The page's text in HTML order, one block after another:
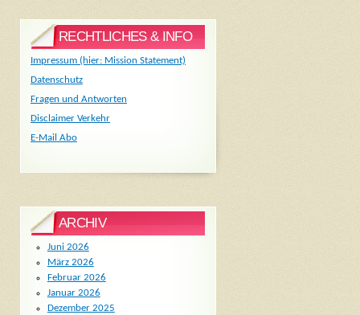
RECHTLICHES & INFO
Impressum (hier: Mission Statement)
Datenschutz
Fragen und Antworten
Disclaimer Verkehr
E-Mail Abo
ARCHIV
Juni 2026
März 2026
Februar 2026
Januar 2026
Dezember 2025